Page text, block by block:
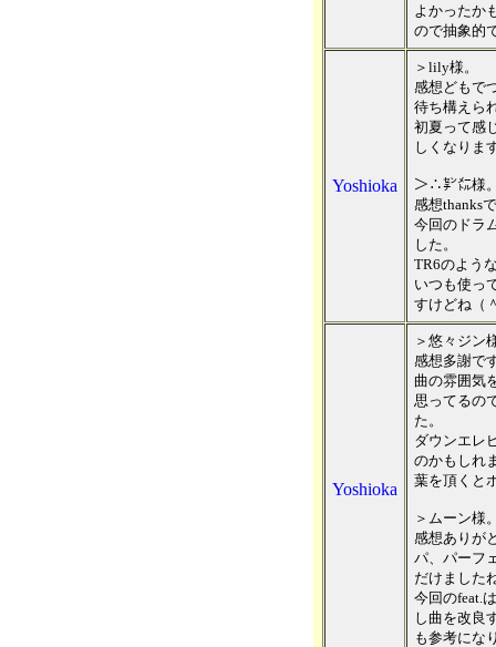
よかったか
ので抽象的
Yoshioka
＞lily様。
感想どもで
待ち構えら
初夏って感
しくなりま
＞∴㌢㍍様
感想thanks
今回のドラ
した。
TR6のよう
いつも使っ
すけどね（
Yoshioka
＞悠々ジン
感想多謝で
曲の雰囲気
思ってるの
た。
ダウンエレ
のかもしれ
葉を頂くと
＞ムーン様
感想ありが
パ、パーフ
だけました
今回のfeat.
し曲を改良
も参考にな